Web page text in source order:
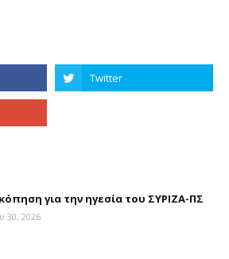
για την ηγεσία του ΣΥΡΙΖΑ-ΠΣ
30, 2026